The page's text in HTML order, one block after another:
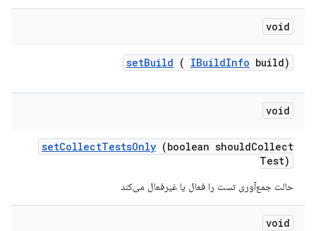
void
setBuild ( IBuildInfo build)
void
setCollectTestsOnly (boolean shouldCollect
Test)
حالت جمع‌آوری تست را فعال یا غیرفعال می‌کند
void